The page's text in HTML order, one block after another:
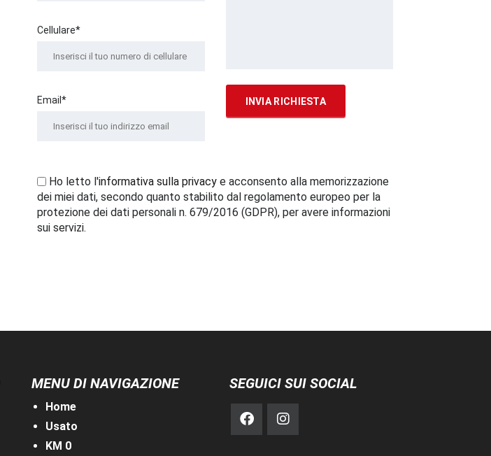
Cellulare*
Email*
Ho letto l'informativa sulla privacy e acconsento alla memorizzazione
dei miei dati, secondo quanto stabilito dal regolamento europeo per la
protezione dei dati personali n. 679/2016 (GDPR), per avere informazioni
sui servizi.
MENU DI NAVIGAZIONE
Home
Usato
KM 0
SEGUICI SUI SOCIAL